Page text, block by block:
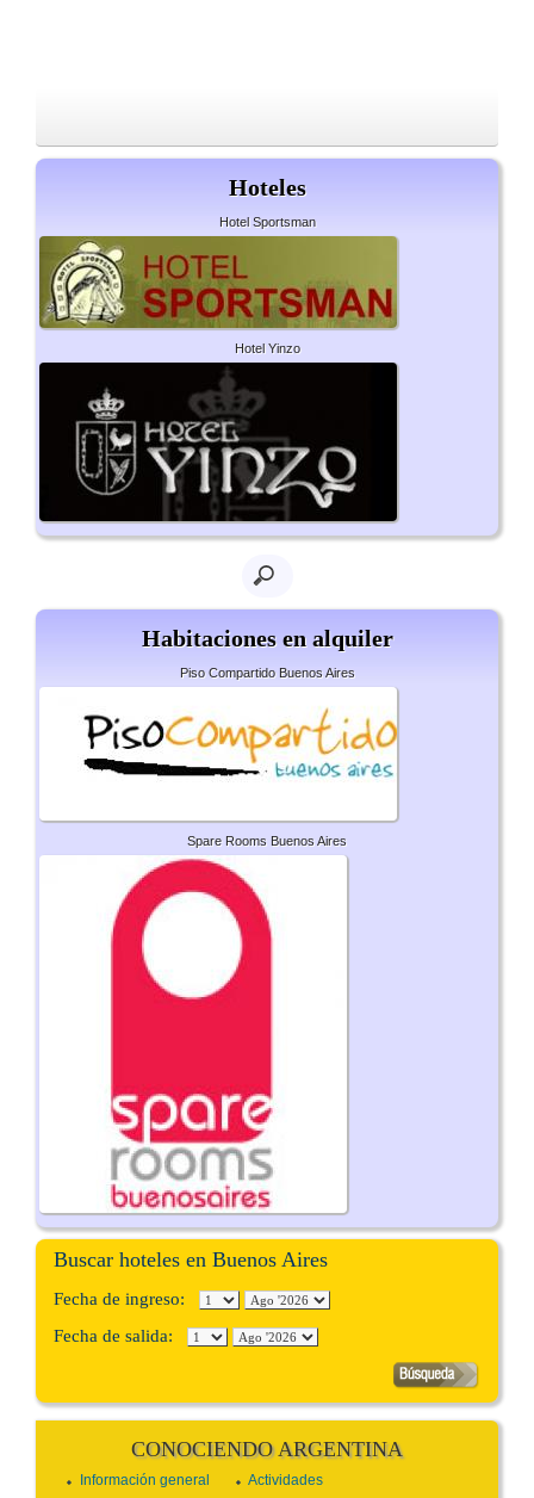
Hoteles
Hotel Sportsman
Hotel Yinzo
Habitaciones en alquiler
Piso Compartido Buenos Aires
Spare Rooms Buenos Aires
Buscar hoteles en Buenos Aires
Fecha de ingreso:
Fecha de salida:
CONOCIENDO ARGENTINA
Información general
Actividades